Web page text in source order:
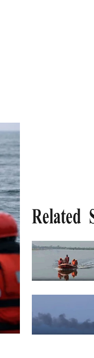
Related